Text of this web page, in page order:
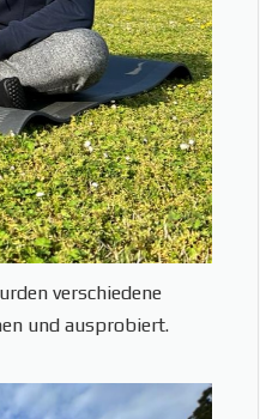
verschiedene
und ausprobiert.